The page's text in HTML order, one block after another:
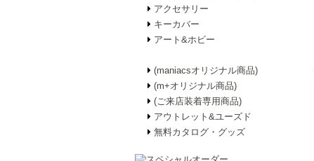
アクセサリー
キーカバー
アート&ホビー
(maniacsオリジナル商品)
(m+オリジナル商品)
(ご来店装着専用商品)
アウトレット&ユーズド
無料カタログ・グッズ